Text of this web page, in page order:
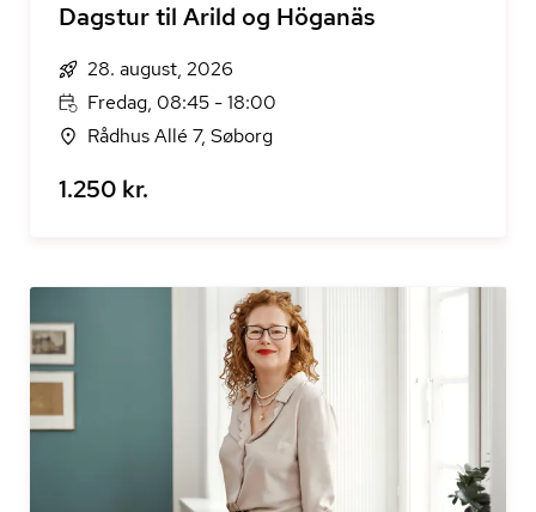
Dagstur til Arild og Höganäs
28. august, 2026
Fredag, 08:45 - 18:00
Rådhus Allé 7, Søborg
1.250 kr.